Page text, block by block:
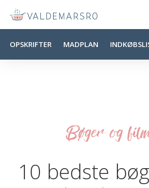
OPSKRIFTER MADPLAN
Bøger og
10 bedste